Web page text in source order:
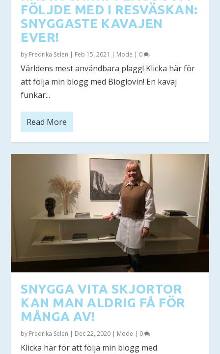
FÖLJDE MED I RESVÄSKAN:
SNYGGASTE KAVAJEN
EVER!
by Fredrika Selen | Feb 15, 2021 | Mode | 0
Världens mest användbara plagg! Klicka här för
att följa min blogg med Bloglovin! En kavaj
funkar...
Read More
SNYGGA VITA SKJORTOR
KAN MAN ALDRIG FÅ FÖR
MÅNGA AV!
by Fredrika Selen | Dec 22, 2020 | Mode | 0
Klicka här för att följa min blogg med